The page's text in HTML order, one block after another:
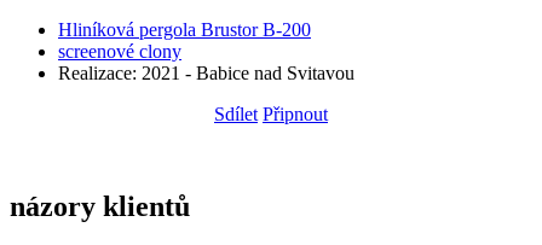
Hliníková pergola Brustor B-200
screenové clony
Realizace: 2021 - Babice nad Svitavou
Sdílet Připnout
názory klientů